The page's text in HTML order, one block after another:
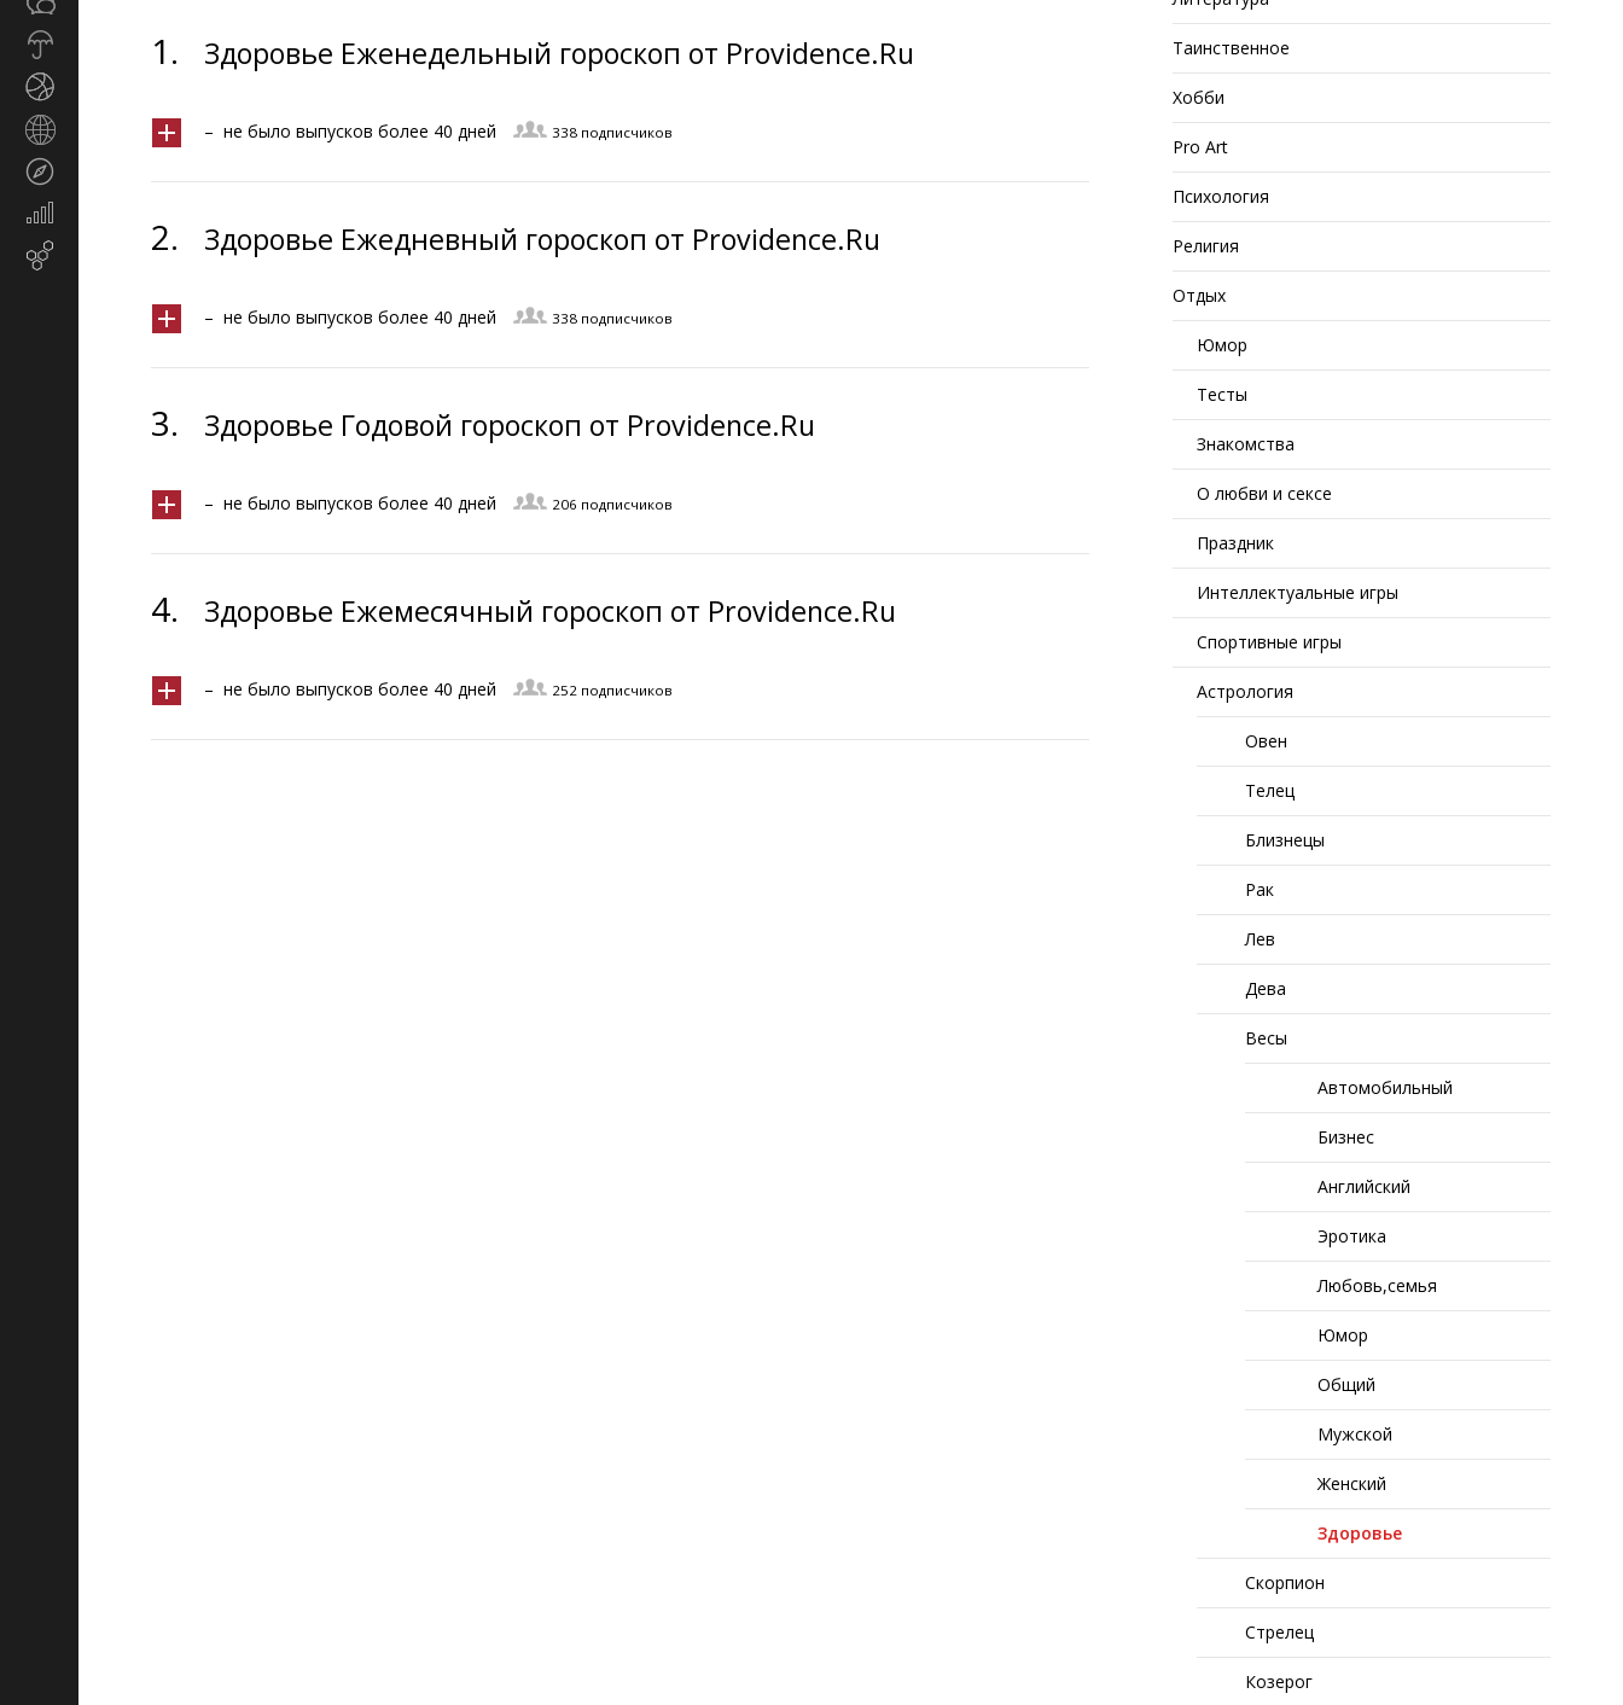
Прогноз
регионы
Email-маркетинг
1. Здоровье Еженедельный гороскоп от Providence.Ru
– не было выпусков более 40 дней 338 подписчиков
2. Здоровье Ежедневный гороскоп от Providence.Ru
– не было выпусков более 40 дней 338 подписчиков
3. Здоровье Годовой гороскоп от Providence.Ru
– не было выпусков более 40 дней 206 подписчиков
4. Здоровье Ежемесячный гороскоп от Providence.Ru
– не было выпусков более 40 дней 252 подписчиков
Таинственное
Хобби
Pro Art
Психология
Религия
Отдых
Юмор
Тесты
Знакомства
О любви и сексе
Праздник
Интеллектуальные игры
Спортивные игры
Астрология
Овен
Телец
Близнецы
Рак
Лев
Дева
Весы
Автомобильный
Бизнес
Английский
Эротика
Любовь,семья
Юмор
Общий
Мужской
Женский
Здоровье
Скорпион
Стрелец
Козерог